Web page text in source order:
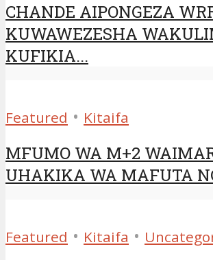
CHANDE AIPONGEZA
KUWAWEZESHA
KUFIKIA...
Featured • Kitaifa
MFUMO WA M+2
UHAKIKA WA MAFUTA
Featured • Kitaifa •